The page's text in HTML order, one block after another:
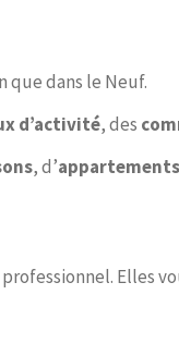
que dans le Neuf.
d’activité, des
, d’appartements
Elles